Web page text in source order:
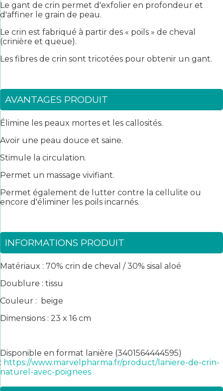
Le gant de crin permet d'exfolier en profondeur et
d'affiner le grain de peau.
Le crin est fabriqué à partir des « poils » de cheval
(crinière et queue).
Les fibres de crin sont tricotées pour obtenir un gant.
AVANTAGES PRODUIT
Élimine les peaux mortes et les callosités.
Avoir une peau douce et saine.
Stimule la circulation.
Permet un massage vivifiant.
Permet également de lutter contre la cellulite ou
encore d'éliminer les poils incarnés.
INFORMATIONS PRODUIT
Matériaux : 70% crin de cheval / 30% sisal aloé
Doublure : tissu
Couleur : beige
Dimensions : 23 x 16 cm
Disponible en format lanière (3401564444595)
: https://www.marvelpharma.fr/product/laniere-de-crin-
naturel-avec-poignees